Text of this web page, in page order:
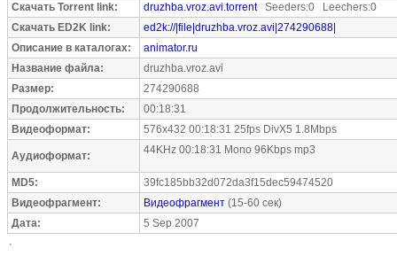
Скачать Torrent link:
druzhba.vroz.avi.torrentSeeders:0 Leechers:0
Скачать ED2K link:
ed2k://|file|druzhba.vroz.avi|274290688|
Описание в каталогах:
animator.ru
Название файла:
druzhba.vroz.avi
Размер:
274290688
Продолжительность:
00:18:31
Видеоформат:
576x432 00:18:31 25fps DivX5 1.8Mbps
Аудиоформат: 44KHz 00:18:31 Mono 96Kbps mp3
MD5:
39fc185bb32d072da3f15dec59474520
Видеофрагмент:
Видеофрагмент (15-60 сек)
Дата:
5 Sep 2007